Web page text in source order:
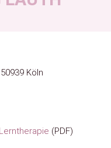
Köln
(PDF)